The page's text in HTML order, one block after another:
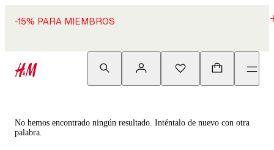
-15% PARA MIEMBROS
No hemos encontrado ningún resultado. Inténtalo de nuevo con otra
palabra.